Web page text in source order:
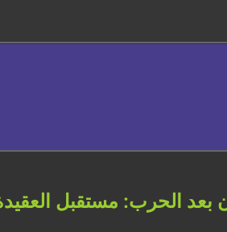
بعد الحرب: مستقبل العقيدة